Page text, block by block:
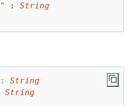
" : String
:
String
String